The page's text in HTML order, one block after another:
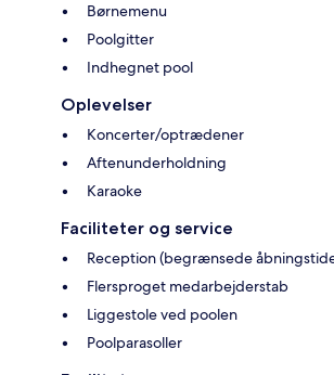
Børnemenu
Poolgitter
Indhegnet pool
Oplevelser
Koncerter/optrædener
Aftenunderholdning
Karaoke
Faciliteter og service
Reception (begrænsede
Flersproget medarbejderstab
Liggestole ved poolen
Poolparasoller